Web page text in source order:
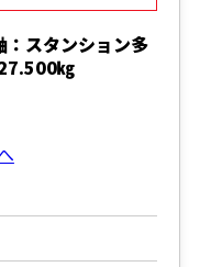
スタンション多
㎏